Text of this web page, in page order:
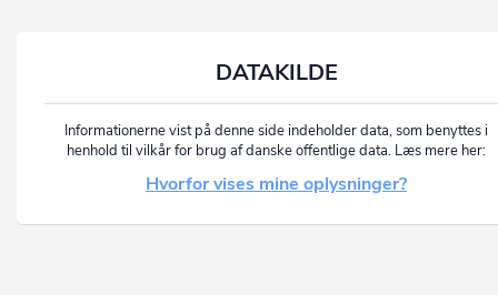
DATAKILDE
Informationerne vist på denne side indeholder data, som benyttes i
henhold til vilkår for brug af danske offentlige data. Læs mere her:
Hvorfor vises mine oplysninger?